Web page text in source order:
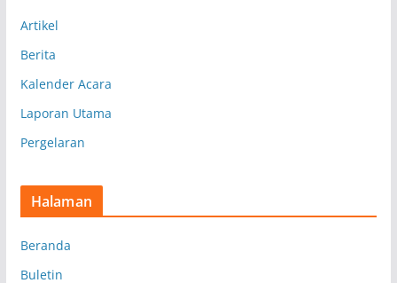
Artikel
Berita
Kalender Acara
Laporan Utama
Pergelaran
Halaman
Beranda
Buletin